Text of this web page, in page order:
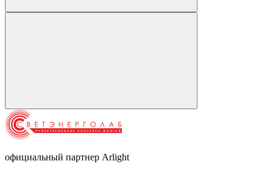
официальный партнер Arlight